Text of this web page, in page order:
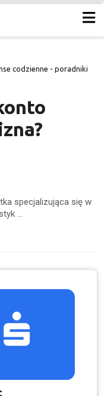
codzienne - poradniki
specjalizująca się w
…